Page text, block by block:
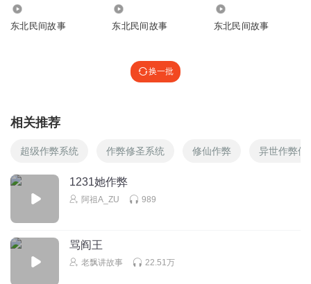
东北民间故事 东北民间故事 东北民间故事
换一批
相关推荐
超级作弊系统 作弊修圣系统 修仙作弊 异世作弊修
1231她作弊
阿祖A_ZU 989
骂阎王
老飘讲故事 22.51万